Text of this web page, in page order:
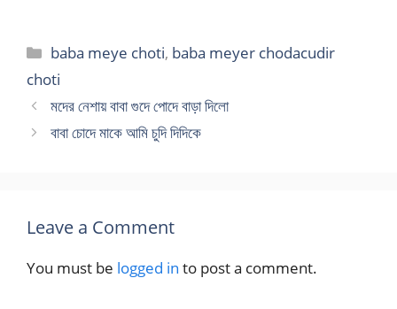
Categories
baba meye choti, baba meyer chodacudir
choti
মদের নেশায় বাবা গুদে পোদে বাড়া দিলো
বাবা চোদে মাকে আমি চুদি দিদিকে
Leave a Comment
You must be logged in to post a comment.